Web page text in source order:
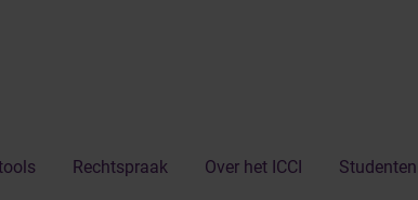
Rechtspraak Over het ICCI Studenten